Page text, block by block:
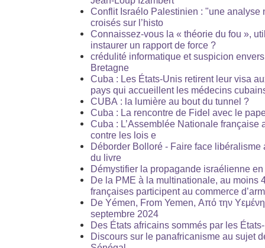
Conflit Israélo Palestinien : "une analyse
croisés sur l’histo
Connaissez-vous la « théorie du fou »,
instaurer un rapport de force ?
crédulité informatique et suspicion
Bretagne
Cuba : Les États-Unis retirent leur visa
pays qui accueillent les médecins
CUBA : la lumière au bout du tunnel ?
Cuba : La rencontre de Fidel avec le
Cuba : L’Assemblée Nationale française
contre les lois e
Déborder Bolloré - Faire face li­bé­ra­lisme
du livre
Démystifier la propagande israélienne
De la PME à la multinationale, au moins
françaises participent au commerce
De Yémen, From Yemen, Από την
septembre 2024
Des États africains sommés par les
Discours sur le panafricanisme au sujet